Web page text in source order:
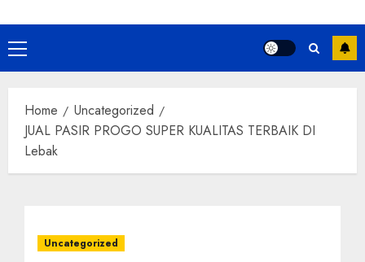
Primary
Menu
Home
Uncategorized
JUAL PASIR PROGO SUPER KUALITAS TERBAIK DI
Lebak
Uncategorized